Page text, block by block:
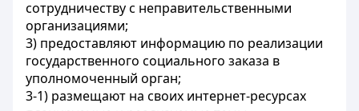
сотрудничеству с неправительственными
организациями;
3) предоставляют информацию по реализации
государственного социального заказа в
уполномоченный орган;
3-1) размещают на своих интернет-ресурсах